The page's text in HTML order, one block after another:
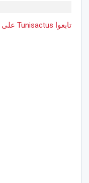
تابعوا Tunisactus على Google News